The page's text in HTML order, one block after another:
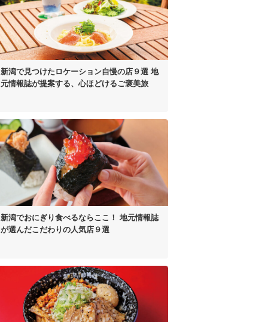
新潟で見つけた ロケーション自慢の店９選 地
元情報誌が提案する、 心ほどけるご褒美旅
新潟でおにぎり食べるならここ！ 地元情報誌
が選んだこだわりの人気店９選